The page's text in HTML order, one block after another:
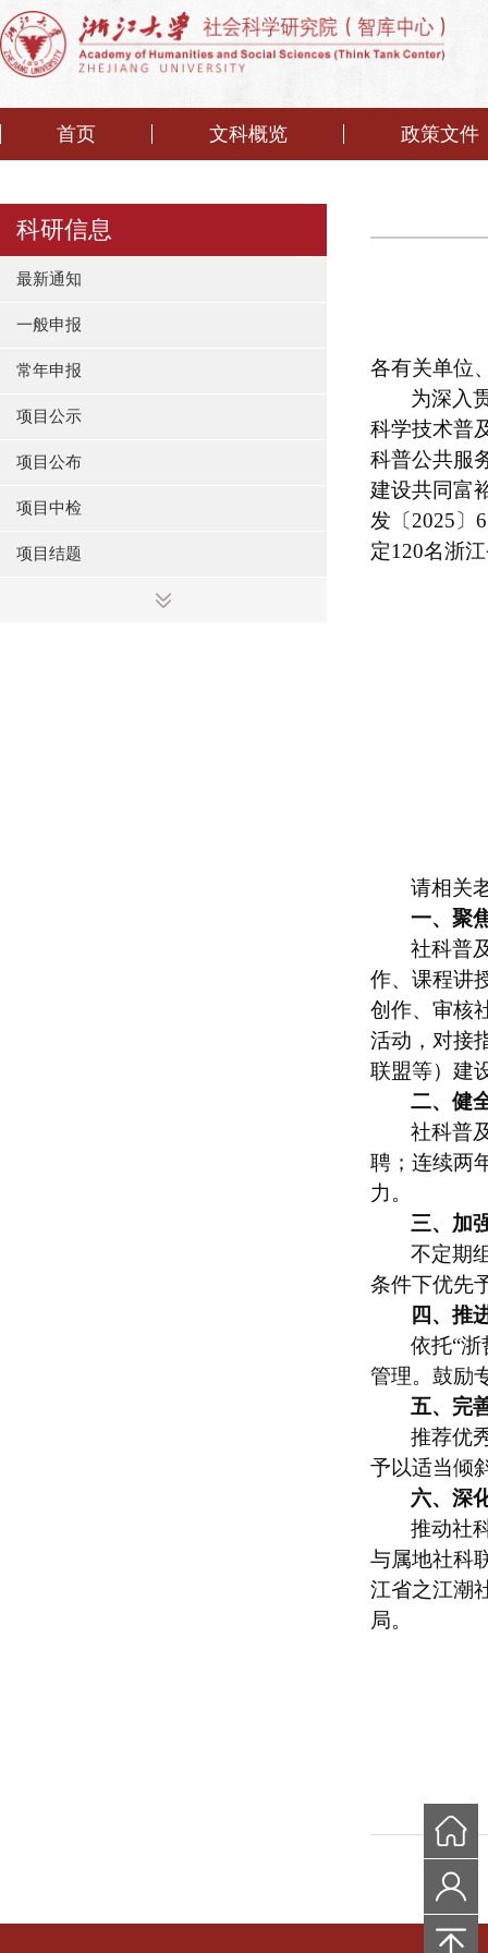
首页 文科概览 政策文件
科研信息
最新通知
一般申报
常年申报
项目公示
项目公布
项目中检
项目结题
各有关单位
为深入
科学技术普
科普公共服
建设共同富
发〔 2025〕
定120名浙
请相关
一、聚
社科普
作、课程讲
创作、审核
活动，对接
联盟等）建
二、健
社科普
聘；连续两
力。
三、加
不定期
条件下优先
四、推
依托“
管理。鼓励
五、完
推荐优
予以适当倾
六、深
推动社
与属地社科
江省之江潮
局。